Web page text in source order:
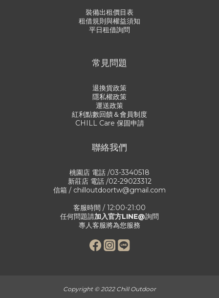
裝備出租價目表
租借規則與權益須知
平日租借詢問
常見問題
退換貨政策
隱私權政策
運送政策
紅利點數回饋＆會員制度
CHILL Care 保固申請
聯絡我們
桃園店 電話 /03-3340518
新莊店 電話 /02-29023312
信箱 / chilloutdoortw@gmail.com
客服時間 / 12:00-21:00
任何問題請加入官方LINE@詢問
專人客服將為您服務
Copyright © 2022 Chill Outdoor